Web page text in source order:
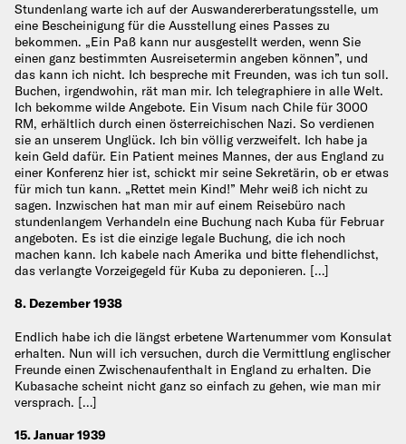
Stundenlang warte ich auf der Auswandererberatungsstelle, um
eine Bescheinigung für die Ausstellung eines Passes zu
bekommen. „Ein Paß kann nur ausgestellt werden, wenn Sie
einen ganz bestimmten Ausreisetermin angeben können”, und
das kann ich nicht. Ich bespreche mit Freunden, was ich tun soll.
Buchen, irgendwohin, rät man mir. Ich telegraphiere in alle Welt.
Ich bekomme wilde Angebote. Ein Visum nach Chile für 3000
RM, erhältlich durch einen österreichischen Nazi. So verdienen
sie an unserem Unglück. Ich bin völlig verzweifelt. Ich habe ja
kein Geld dafür. Ein Patient meines Mannes, der aus England zu
einer Konferenz hier ist, schickt mir seine Sekretärin, ob er etwas
für mich tun kann. „Rettet mein Kind!” Mehr weiß ich nicht zu
sagen. Inzwischen hat man mir auf einem Reisebüro nach
stundenlangem Verhandeln eine Buchung nach Kuba für Februar
angeboten. Es ist die einzige legale Buchung, die ich noch
machen kann. Ich kabele nach Amerika und bitte flehendlichst,
das verlangte Vorzeigegeld für Kuba zu deponieren. […]
8. Dezember 1938
Endlich habe ich die längst erbetene Wartenummer vom Konsulat
erhalten. Nun will ich versuchen, durch die Vermittlung englischer
Freunde einen Zwischenaufenthalt in England zu erhalten. Die
Kubasache scheint nicht ganz so einfach zu gehen, wie man mir
versprach. […]
15. Januar 1939